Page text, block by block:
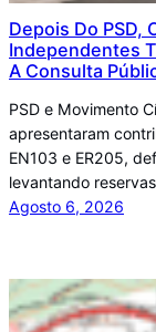
Depois Do PSD,
Independentes
A Consulta
PSD e Movimento
apresentaram
EN103 e ER205,
levantando
Agosto 6, 2026